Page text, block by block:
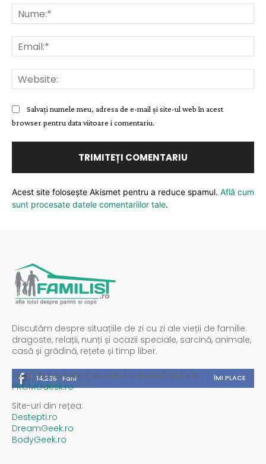
Salvați numele meu, adresa de e-mail și site-ul web în acest
browser pentru data viitoare i comentariu.
Acest site folosește Akismet pentru a reduce spamul. Află cum
sunt procesate datele comentariilor tale.
Discutăm despre situațiile de zi cu zi ale vieții de familie:
dragoste, relații, nunți și ocazii speciale, sarcină, animale,
casă și grădină, rețete și timp liber.
14,235 Fani ÎMI PLACE
Spații publicitare / reclamă administrată de
PROMOdesk.ro
Site-uri din rețea:
Destepti.ro
DreamGeek.ro
BodyGeek.ro